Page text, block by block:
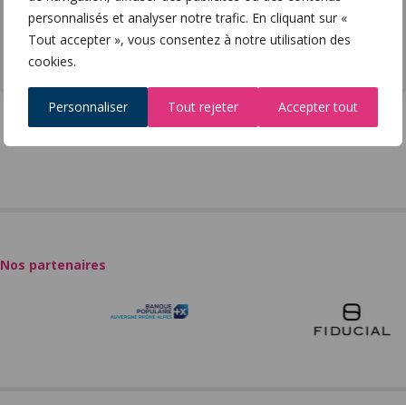
personnalisés et analyser notre trafic. En cliquant sur «
Tout accepter », vous consentez à notre utilisation des
cookies.
Personnaliser Tout rejeter Accepter tout
Nos partenaires